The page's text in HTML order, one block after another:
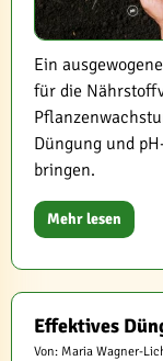
Ein
für die
Düngung und
bringen.
Mehr lesen
Effektives
Von: Maria Wagner-